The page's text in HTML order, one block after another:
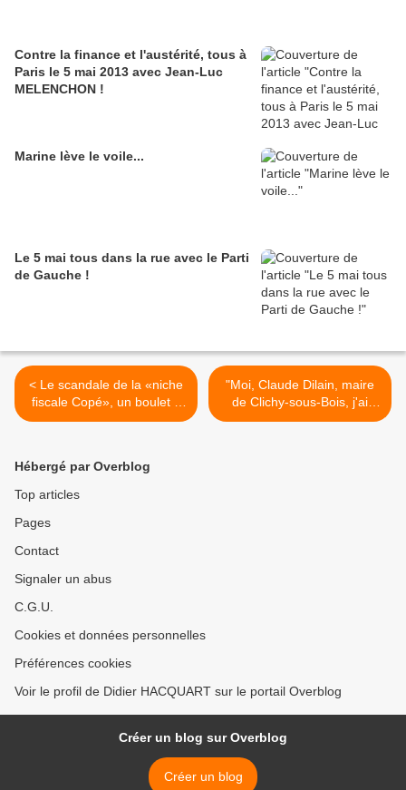
Contre la finance et l'austérité, tous à
Paris le 5 mai 2013 avec Jean-Luc
MELENCHON !
Marine lève le voile...
Le 5 mai tous dans la rue avec le Parti
de Gauche !
< Le scandale de la «niche
fiscale Copé», un boulet à
22 milliards
"Moi, Claude Dilain, maire
de Clichy-sous-Bois, j'ai
honte" >
Hébergé par Overblog
Top articles
Pages
Contact
Signaler un abus
C.G.U.
Cookies et données personnelles
Préférences cookies
Voir le profil de Didier HACQUART sur le portail Overblog
Créer un blog sur Overblog
Créer un blog